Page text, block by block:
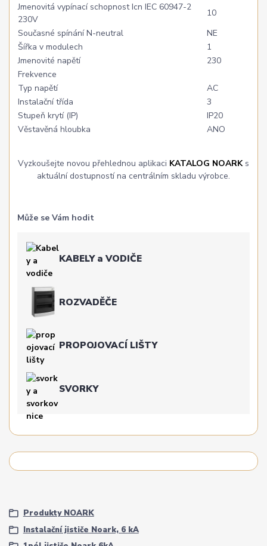
Jmenovitá vypínací schopnost Icn IEC 60947-2
230V
10
Současné spínání N-neutral
NE
Šířka v modulech
1
Jmenovité napětí
230
Frekvence
Typ napětí
AC
Instalační třída
3
Stupeň krytí (IP)
IP20
Věstavěná hloubka
ANO
Vyzkoušejte novou přehlednou aplikaci KATALOG NOARKs
aktuální dostupností na centrálním skladu výrobce.
Může se Vám hodit
KABELY a VODIČE
ROZVADĚČE
PROPOJOVACÍ LIŠTY
SVORKY
Produkty NOARK
Instalační jističe Noark, 6 kA